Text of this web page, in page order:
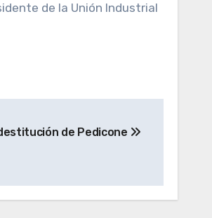
de la Unión Industrial
de Pedicone